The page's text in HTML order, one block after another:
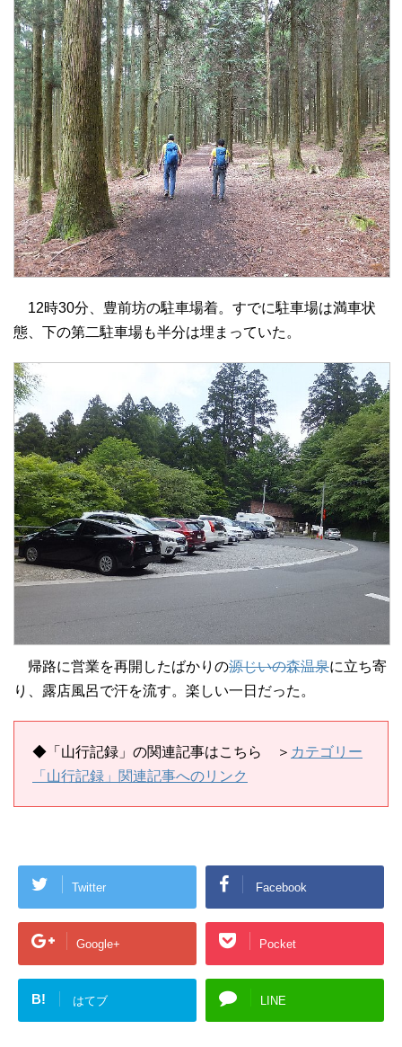
12時30分、豊前坊の駐車場着。すでに駐車場は満車状
態、下の第二駐車場も半分は埋まっていた。
帰路に営業を再開したばかりの源じいの森温泉に立ち寄
り、露店風呂で汗を流す。楽しい一日だった。
◆ 「山行記録」の関連記事はこちら ＞ カテゴリー
「山行記録」関連記事へのリンク
Twitter Facebook
Google+ Pocket
B! はてブ LINE